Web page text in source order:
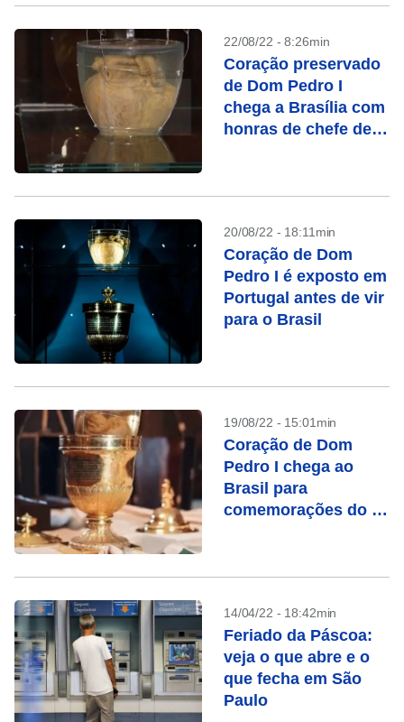
22/08/22 - 8:26min
Coração preservado
de Dom Pedro I
chega a Brasília com
honras de chefe de
20/08/22 - 18:11min
Coração de Dom
Pedro I é exposto em
Portugal antes de vir
para o Brasil
19/08/22 - 15:01min
Coração de Dom
Pedro I chega ao
Brasil para
comemorações do 7
14/04/22 - 18:42min
Feriado da Páscoa:
veja o que abre e o
que fecha em São
Paulo